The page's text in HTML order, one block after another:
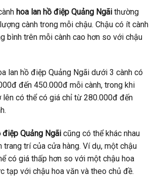
hoa lan hồ điệp Quảng Ngãi thường
cành trong mỗi chậu. Chậu có ít cành
bình trên mỗi cành cao hơn so với chậu
lan hồ điệp Quảng Ngãi dưới 3 cành có
đến 450.000đ mỗi cành, trong khi
lên có thể có giá chỉ từ 280.000đ đến
điệp Quảng Ngãi cũng có thể khác nhau
trang trí của cửa hàng. Ví dụ, một chậu
có giá thấp hơn so với một chậu hoa
tạp với chậu hoa văn và theo chủ đề.